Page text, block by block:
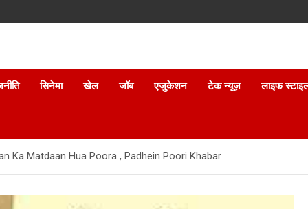
सिनेमा खेल जॉब एजुकेशन टेक न्यूज़ लाइफ
Ka Matdaan Hua Poora , Padhein Poori Khabar